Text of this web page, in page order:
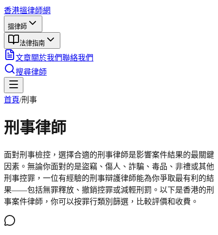
香港搵律師網
搵律師
法律指南
文章關於我們聯絡我們
搜尋律師
首頁/刑事
刑事律師
面對刑事檢控，選擇合適的刑事律師是影響案件結果的最關鍵
因素。無論你面對的是盜竊、傷人、詐騙、毒品、非禮或其他
刑事控罪，一位有經驗的刑事辯護律師能為你爭取最有利的結
果——包括無罪釋放、撤銷控罪或減輕刑罰。以下是香港的刑
事案件律師，你可以按罪行類別篩選，比較評價和收費。